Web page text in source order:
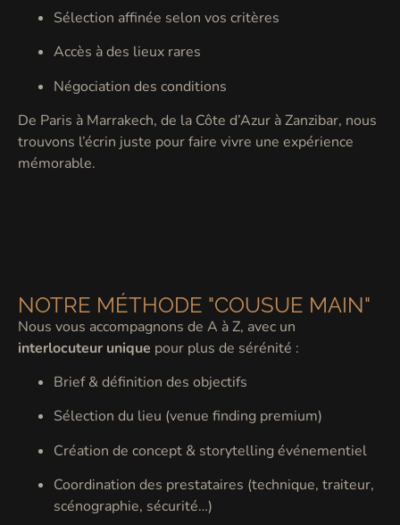
Sélection affinée selon vos critères
Accès à des lieux rares
Négociation des conditions
De Paris à Marrakech, de la Côte d’Azur à Zanzibar, nous
trouvons l’écrin juste pour faire vivre une expérience
mémorable.
NOTRE MÉTHODE "COUSUE MAIN"
Nous vous accompagnons de A à Z, avec un
interlocuteur unique pour plus de sérénité :
Brief & définition des objectifs
Sélection du lieu (venue finding premium)
Création de concept & storytelling événementiel
Coordination des prestataires (technique, traiteur,
scénographie, sécurité…)